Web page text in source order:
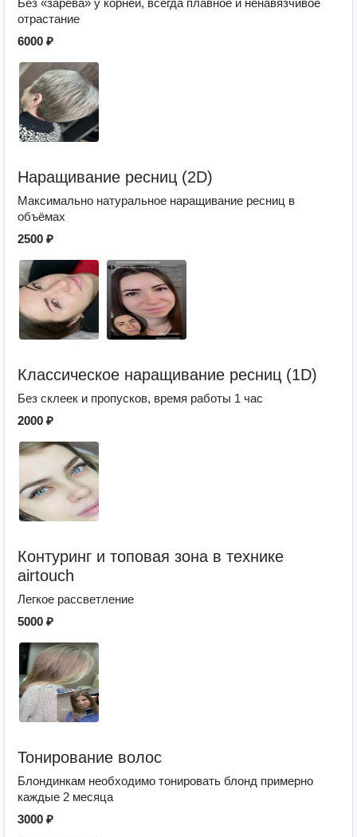
Без «зарева» у корней, всегда плавное и ненавязчивое
отрастание
6000 ₽
Наращивание ресниц (2D)
Максимально натуральное наращивание ресниц в
объёмах
2500 ₽
Классическое наращивание ресниц (1D)
Без склеек и пропусков, время работы 1 час
2000 ₽
Контуринг и топовая зона в технике
airtouch
Легкое рассветление
5000 ₽
Тонирование волос
Блондинкам необходимо тонировать блонд примерно
каждые 2 месяца
3000 ₽